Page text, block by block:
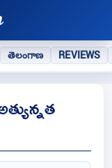
తెలంగాణ REVIEWS